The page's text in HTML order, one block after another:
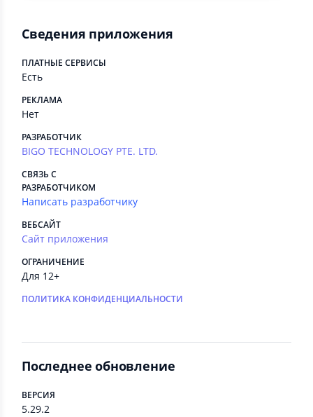
Сведения приложения
ПЛАТНЫЕ СЕРВИСЫ
Есть
РЕКЛАМА
Нет
РАЗРАБОТЧИК
BIGO TECHNOLOGY PTE. LTD.
СВЯЗЬ С
РАЗРАБОТЧИКОМ
Написать разработчику
ВЕБСАЙТ
Сайт приложения
ОГРАНИЧЕНИЕ
Для 12+
ПОЛИТИКА КОНФИДЕНЦИАЛЬНОСТИ
Последнее обновление
ВЕРСИЯ
5.29.2